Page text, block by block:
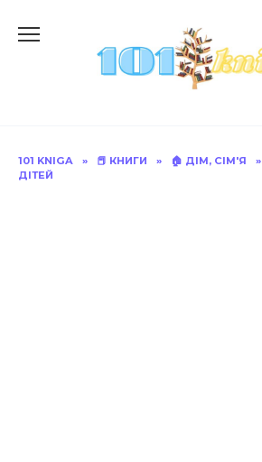
до
101 KNIGA » 📕 КНИГИ » 🏠 ДІМ, СІМ'Я »
ДІТЕЙ